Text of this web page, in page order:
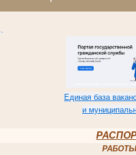
Единая база
и